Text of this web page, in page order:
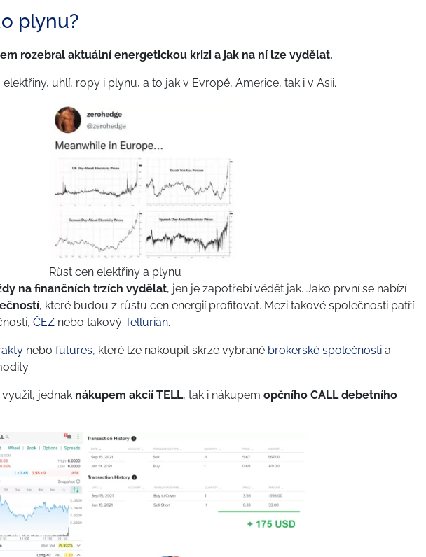
plynu?
rozebral aktuální energetickou krizi a jak na ní lze vydělat.
uhlí, ropy i plynu, a to jak v Evropě, Americe, tak i v Asii.
Růst cen elektřiny a plynu
na finančních trzích vydělat, jen je zapotřebí vědět jak. Jako první se nabízí
, které budou z růstu cen energií profitovat. Mezi takové společnosti patří
ČEZ nebo takový Tellurian.
nebo futures, které lze nakoupit skrze vybrané brokerské společnosti a
jednak nákupem akcií TELL, tak i nákupem opčního CALL debetního